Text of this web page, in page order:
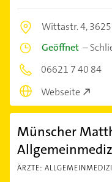
Wittastr. 4,
Geöffnet –
06621 7 40 84
Webseite
Münscher
ÄRZTE: